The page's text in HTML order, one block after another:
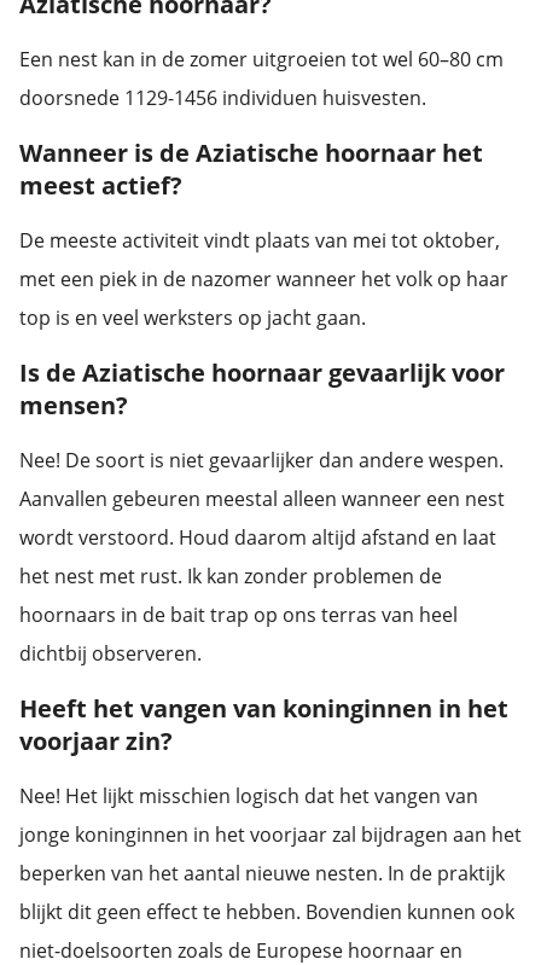
Een nest kan in de zomer uitgroeien tot wel 60–80 cm
doorsnede 1129-1456 individuen huisvesten.
Wanneer is de Aziatische hoornaar het
meest actief?
De meeste activiteit vindt plaats van mei tot oktober,
met een piek in de nazomer wanneer het volk op haar
top is en veel werksters op jacht gaan.
Is de Aziatische hoornaar gevaarlijk voor
mensen?
Nee! De soort is niet gevaarlijker dan andere wespen.
Aanvallen gebeuren meestal alleen wanneer een nest
wordt verstoord. Houd daarom altijd afstand en laat
het nest met rust. Ik kan zonder problemen de
hoornaars in de bait trap op ons terras van heel
dichtbij observeren.
Heeft het vangen van koninginnen in het
voorjaar zin?
Nee! Het lijkt misschien logisch dat het vangen van
jonge koninginnen in het voorjaar zal bijdragen aan het
beperken van het aantal nieuwe nesten. In de praktijk
blijkt dit geen effect te hebben. Bovendien kunnen ook
niet-doelsoorten zoals de Europese hoornaar en